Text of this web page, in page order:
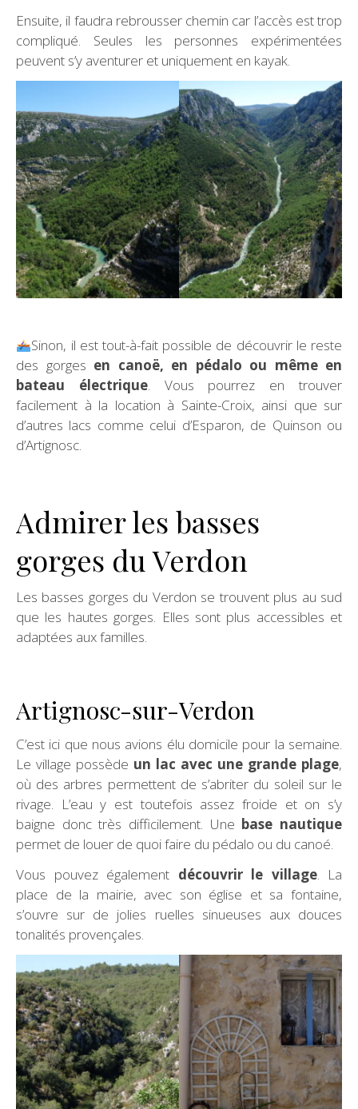
Ensuite, il faudra rebrousser chemin car l’accès est trop
compliqué. Seules les personnes expérimentées
peuvent s’y aventurer et uniquement en kayak.
Sinon, il est tout-à-fait possible de découvrir le reste
des gorges en canoë, en pédalo ou même en
bateau électrique. Vous pourrez en trouver
facilement à la location à Sainte-Croix, ainsi que sur
d’autres lacs comme celui d’Esparon, de Quinson ou
d’Artignosc.
Admirer les basses
gorges du Verdon
Les basses gorges du Verdon se trouvent plus au sud
que les hautes gorges. Elles sont plus accessibles et
adaptées aux familles.
Artignosc-sur-Verdon
C’est ici que nous avions élu domicile pour la semaine.
Le village possède un lac avec une grande plage,
où des arbres permettent de s’abriter du soleil sur le
rivage. L’eau y est toutefois assez froide et on s’y
baigne donc très difficilement. Une base nautique
permet de louer de quoi faire du pédalo ou du canoé.
Vous pouvez également découvrir le village. La
place de la mairie, avec son église et sa fontaine,
s’ouvre sur de jolies ruelles sinueuses aux douces
tonalités provençales.